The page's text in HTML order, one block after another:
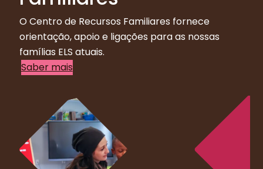
O Centro de Recursos Familiares fornece
orientação, apoio e ligações para as nossas
famílias ELS atuais.
Saber mais